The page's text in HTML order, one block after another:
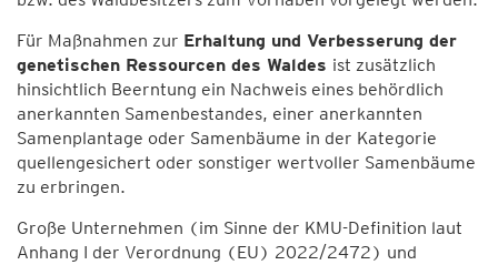
Für Maßnahmen zur Erhaltung und Verbesserung der
genetischen Ressourcen des Waldes ist zusätzlich
hinsichtlich Beerntung ein Nachweis eines behördlich
anerkannten Samenbestandes, einer anerkannten
Samenplantage oder Samenbäume in der Kategorie
quellengesichert oder sonstiger wertvoller Samenbäume
zu erbringen.
Große Unternehmen (im Sinne der KMU-Definition laut
Anhang I der Verordnung (EU) 2022/2472) und